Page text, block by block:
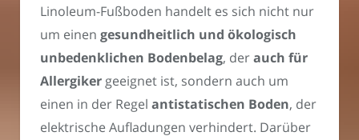
Linoleum-Fußboden handelt es sich nicht nur
um einen gesundheitlich und ökologisch
unbedenklichen Bodenbelag, derauch für
Allergiker geeignet ist, sondern auch um
einen in der Regel antistatischen Boden, der
elektrische Aufladungen verhindert. Darüber